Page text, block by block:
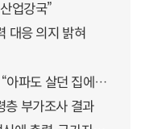
업강국”
대응 의지 밝혀
장기요양 재가 어르신 10명 중 7명, “아파도 살던 집에서 살겠다” 「2025년 장기요양실태조사」 결과 발표
부가조사 결과